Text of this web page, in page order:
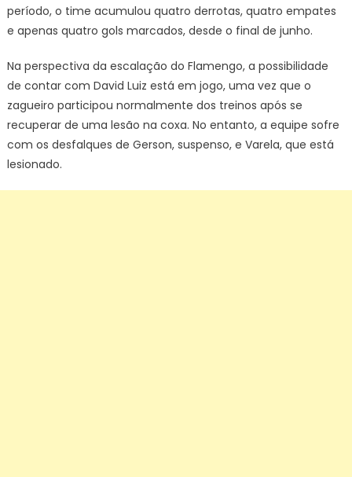
período, o time acumulou quatro derrotas, quatro empates
e apenas quatro gols marcados, desde o final de junho.
Na perspectiva da escalação do Flamengo, a possibilidade
de contar com David Luiz está em jogo, uma vez que o
zagueiro participou normalmente dos treinos após se
recuperar de uma lesão na coxa. No entanto, a equipe sofre
com os desfalques de Gerson, suspenso, e Varela, que está
lesionado.